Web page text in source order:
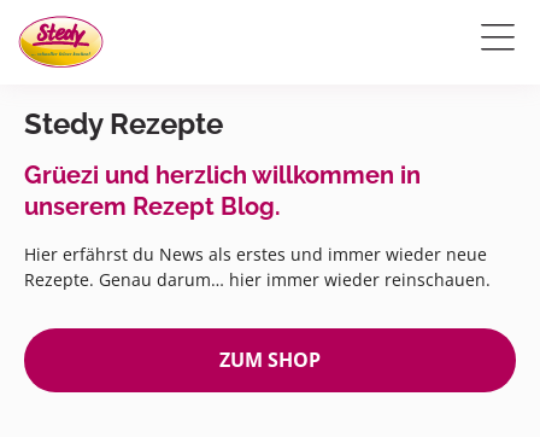
Stedy Rezepte
Grüezi und herzlich willkommen in
unserem Rezept Blog.
Hier erfährst du News als erstes und immer wieder neue
Rezepte. Genau darum… hier immer wieder reinschauen.
ZUM SHOP